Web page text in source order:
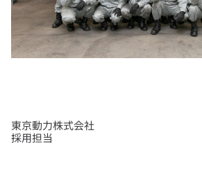
東京動力株式会社
採用担当